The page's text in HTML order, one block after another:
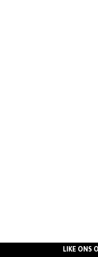
LIKE ONS